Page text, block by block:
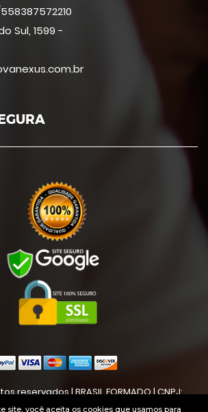
site, você aceita os cookies que usamos para
Sul, 1599 -
reservados | BRASIL FORMADO | CNPJ:
50894038000123